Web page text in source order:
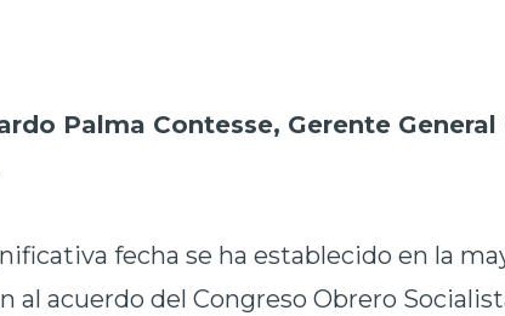
Palma Contesse, Gerente
fecha se ha establecido en la
al acuerdo del Congreso Obrero